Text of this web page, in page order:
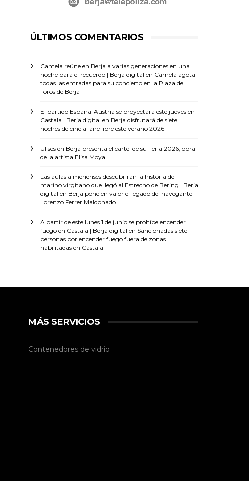
ÚLTIMOS COMENTARIOS
Camela reúne en Berja a varias generaciones en una
noche para el recuerdo | Berja digital en Camela agota
todas las entradas para su concierto en la Plaza de
Toros de Berja
El partido España-Austria se proyectará este jueves en
Castala | Berja digital en Berja disfrutará de siete
noches de cine al aire libre este verano 2026
Ulises en Berja presenta el cartel de su Feria 2026, obra
de la artista Elisa Moya
Las aulas almerienses descubrirán la historia del
marino virgitano que llegó al Estrecho de Bering | Berja
digital en Berja pone en valor el legado del navegante
Lorenzo Ferrer Maldonado
A partir de este lunes 1 de junio se prohíbe encender
fuego en Castala | Berja digital en Sancionadas siete
personas por encender fuego fuera de zonas
habilitadas en Castala
MÁS SERVICIOS
Contenedores de vidrio